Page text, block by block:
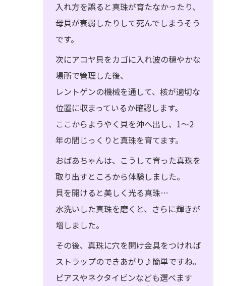
入れ方を誤ると真珠が育たなかったり、
母貝が衰弱したりして死んでしまうそう
です。
次にアコヤ貝をカゴに入れ波の穏やかな
場所で管理した後、
レントゲンの機械を通して、核が適切な
位置に収まっているか確認します。
ここからようやく貝を沖へ出し、1～2
年の間じっくりと真珠を育てます。
おばあちゃんは、こうして育った真珠を
取り出すところから体験しました。
貝を開けると美しく光る真珠…
水洗いした真珠を磨くと、さらに輝きが
増しました。
その後、真珠に穴を開け金具をつければ
ストラップのできあがり♪簡単ですね。
ピアスやネクタイピンなども選べます